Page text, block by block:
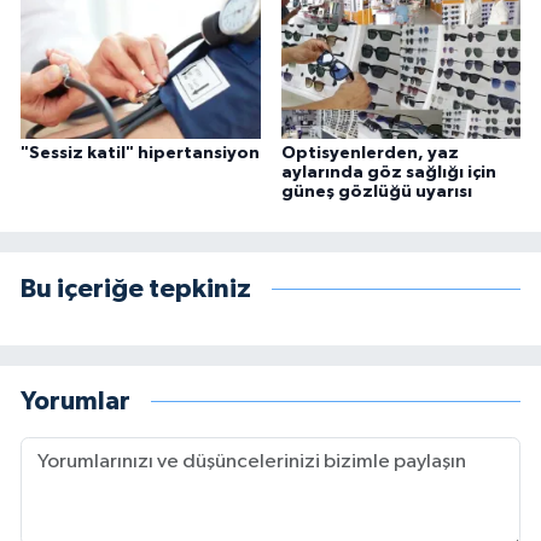
"Sessiz katil" hipertansiyon
Optisyenlerden, yaz
aylarında göz sağlığı için
güneş gözlüğü uyarısı
Bu içeriğe tepkiniz
Yorumlar